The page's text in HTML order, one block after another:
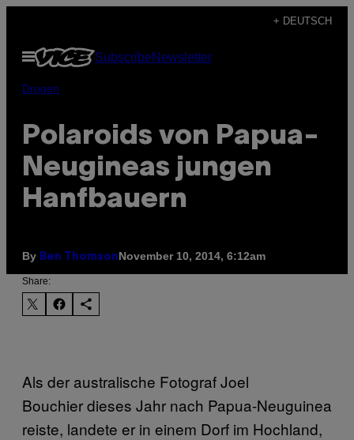
content
+ DEUTSCH
Open
Menu
SubscribeNewsletter
Drogen
Polaroids von Papua-
Neugineas jungen
Hanfbauern
By Ben ThomsonNovember 10, 2014, 6:12am
Share:
Als der australische Fotograf ​Joel
Bouchier dieses Jahr nach Papua-Neuguinea
reiste, landete er in einem Dorf im Hochland,